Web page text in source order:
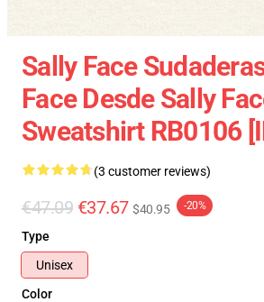
Sally Face
Face Desde Sally
Sweatshirt RB0106
(3 customer reviews)
€47.09 €37.67 $40.95 -20%
Type
Unisex
Color